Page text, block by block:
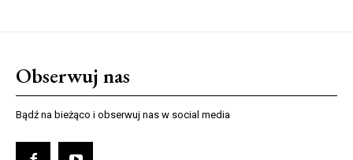
Obserwuj nas
Bądź na bieżąco i obserwuj nas w social media